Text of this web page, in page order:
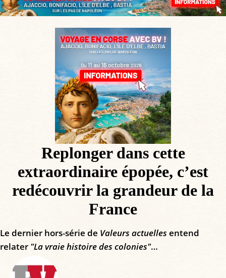
Replonger dans cette
extraordinaire épopée, c’est
redécouvrir la grandeur de la
France
Le dernier hors-série de Valeurs actuelles entend
relater "La vraie histoire des colonies"…